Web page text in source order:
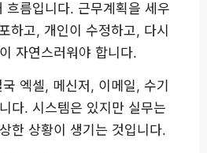
흐름입니다. 근무계획을 세우
하고, 개인이 수정하고, 다시
자연스러워야 합니다.
엑셀, 메신저, 이메일, 수기
다. 시스템은 있지만 실무는
한 상황이 생기는 것입니다.